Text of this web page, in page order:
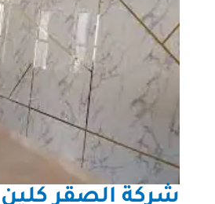
شركة الصقر كلين